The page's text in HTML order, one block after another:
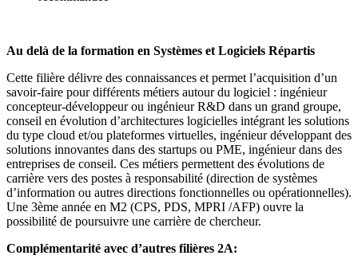
Au delà de la formation en Systèmes et Logiciels Répartis
Cette filière délivre des connaissances et permet l’acquisition d’un
savoir-faire pour différents métiers autour du logiciel : ingénieur
concepteur-développeur ou ingénieur R&D dans un grand groupe,
conseil en évolution d’architectures logicielles intégrant les solutions
du type cloud et/ou plateformes virtuelles, ingénieur développant des
solutions innovantes dans des startups ou PME, ingénieur dans des
entreprises de conseil. Ces métiers permettent des évolutions de
carrière vers des postes à responsabilité (direction de systèmes
d’information ou autres directions fonctionnelles ou opérationnelles).
Une 3ème année en M2 (CPS, PDS, MPRI /AFP) ouvre la
possibilité de poursuivre une carrière de chercheur.
Complémentarité avec d’autres filières 2A: